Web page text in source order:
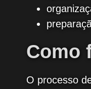
Como
O processo